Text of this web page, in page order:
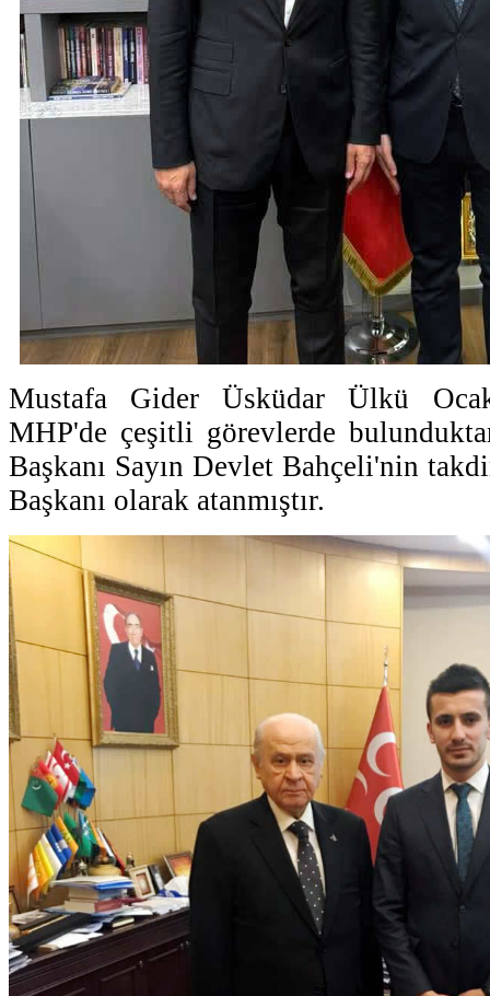
Mustafa Gider​ Üsküdar Ülkü
MHP'de çeşitli görevlerde
Başkanı Sayın Devlet Bahçeli'nin
Başkanı olarak atanmıştır.